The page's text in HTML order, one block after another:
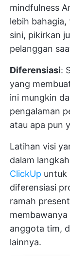
mindfulness
lebih
sini, pikirkan
pelanggan
Diferensiasi:
yang
ini mungkin
pengalaman
atau apa pun
Latihan visi
dalam
ClickUp untuk
diferensiasi
ramah
anggota tim,
lainnya.